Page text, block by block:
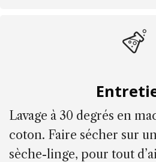
Lavage à 30 degrés en
coton. Faire sécher sur
sèche-linge, pour tout